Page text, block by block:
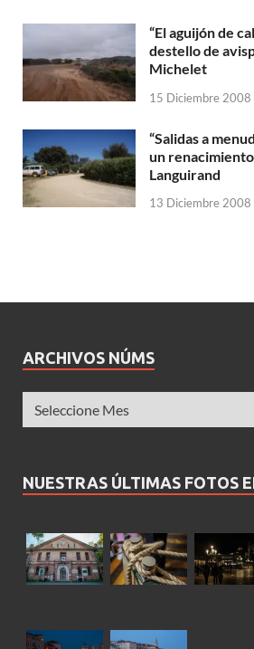
“El aguijón de
destello de
Michelet
15 Diciembre 2008
“Salidas a
un
Languirand
13 Diciembre 2008
ARCHIVOS NÚMS
NUESTRAS ÚLTIMAS FOTOS